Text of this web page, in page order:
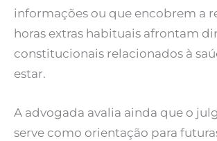
informações ou que encobrem a
horas extras habituais afrontam
constitucionais relacionados à
estar.
A advogada avalia ainda que o
serve como orientação para